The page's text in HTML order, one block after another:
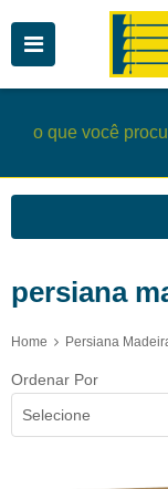
persiana
Home Persiana
Ordenar Por
Selecione